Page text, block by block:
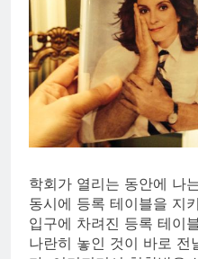
학회가 열리는 동안에 나
동시에 등록 테이블을 지
입구에 차려진 등록 테이
나란히 놓인 것이 바로 전